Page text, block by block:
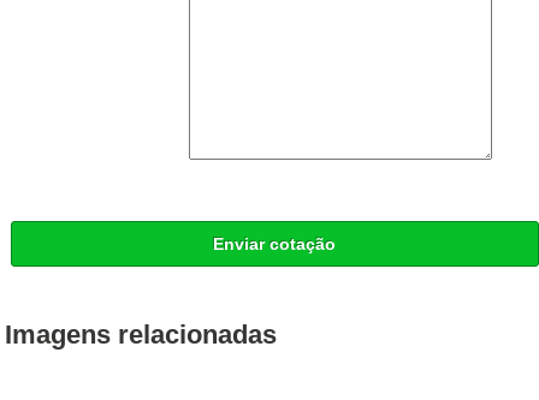
Enviar cotação
Imagens relacionadas